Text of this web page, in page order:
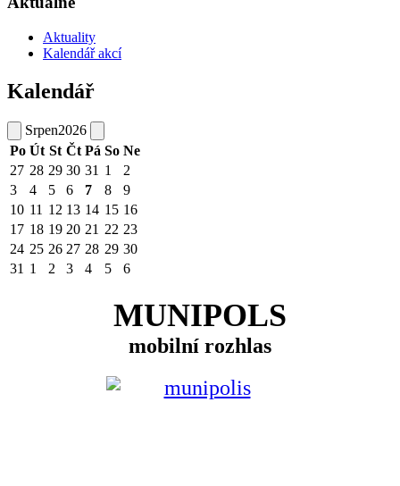
Aktuality
Kalendář akcí
Kalendář
Srpen2026
Po Út St Čt Pá So Ne
27 28 29 30 31 1
2
3
4 5 6 7 8
9
10 11 12 13 14 15 16
17 18 19 20 21 22 23
24 25 26 27 28 29 30
31 1 2 3 4 5 6
MUNIPOLS
mobilní rozhlas